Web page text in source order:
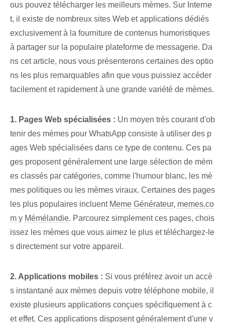
ous pouvez télécharger les meilleurs mèmes. Sur Interne
t, il existe de nombreux sites Web et applications dédiés
exclusivement à la fourniture de contenus humoristiques
à partager sur la populaire plateforme de messagerie. Da
ns cet article, nous vous présenterons certaines des optio
ns les plus remarquables afin que vous puissiez accéder
facilement et rapidement à une grande variété de mèmes.
1. Pages Web spécialisées : Un moyen très courant d'ob
tenir des mèmes pour WhatsApp consiste à utiliser des p
ages Web spécialisées dans ce type de contenu. Ces pa
ges proposent généralement une large sélection de mèm
es classés par catégories, comme l'humour blanc, les mè
mes politiques ou les mèmes viraux. Certaines des pages
les plus populaires incluent Meme Générateur, memes.co
m y Mémélandie. Parcourez simplement ces pages, chois
issez les mèmes que vous aimez le plus et téléchargez-le
s directement sur votre appareil.
2. Applications mobiles : Si vous préférez avoir un accè
s instantané aux mèmes depuis votre téléphone mobile, il
existe plusieurs applications conçues spécifiquement à c
et effet. Ces applications disposent généralement d'une v